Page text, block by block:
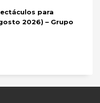
para
2026) – Grupo